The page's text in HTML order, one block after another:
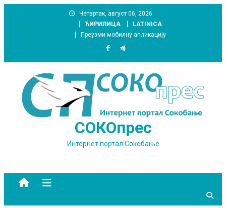
Четвртак, август 06, 2026
ЋИРИЛИЦА
LATINICA
Преузми мобилну апликацију
СОКОпрес
Интернет портал Сокобање